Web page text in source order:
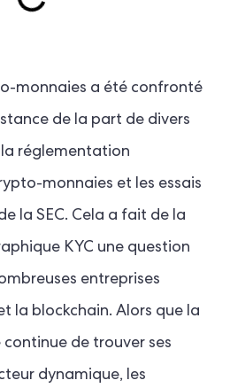
monnaies a été confronté
de la part de divers
réglementation
monnaies et les essais
la SEC. Cela a fait de la
KYC une question
entreprises
la blockchain. Alors que la
de trouver ses
dynamique, les